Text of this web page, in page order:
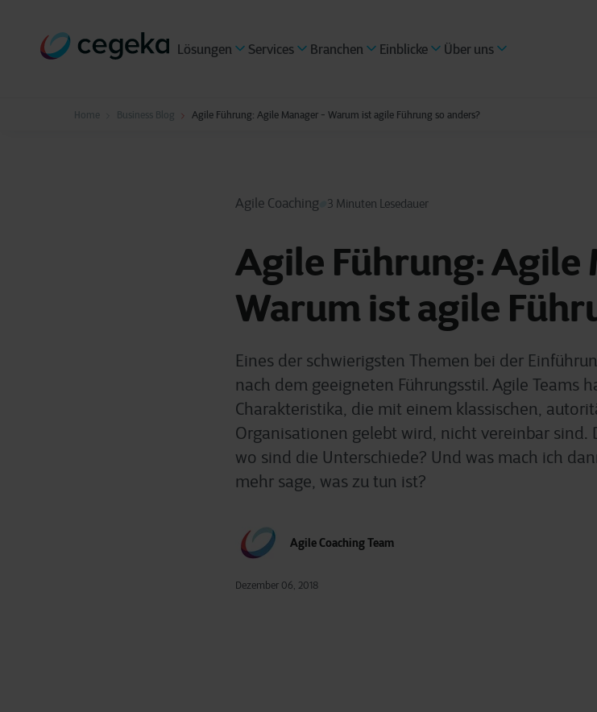
Lösungen Services Branchen Einblicke Über uns
Home Business Blog Agile Führung: Agile Manager - Warum ist agile Führung so anders?
Agile Coaching 3 Minuten Lesedauer
Agile Führung: Agile
Warum ist agile
Eines der schwierigsten Themen bei der
nach dem geeigneten Führungsstil. Agile Teams
Charakteristika, die mit einem klassischen,
Organisationen gelebt wird, nicht vereinbar sind.
wo sind die Unterschiede? Und was mach ich
mehr sage, was zu tun ist?
Agile Coaching Team
Dezember 06, 2018